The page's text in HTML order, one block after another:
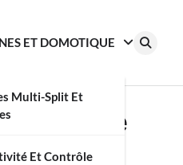
ET DOMOTIQUE
Multi-Split Et
Et Contrôle
le